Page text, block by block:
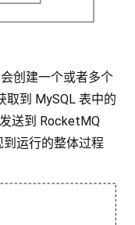
创建一个或者多个
取到 MySQL 表中的
送到 RocketMQ
运行的整体过程